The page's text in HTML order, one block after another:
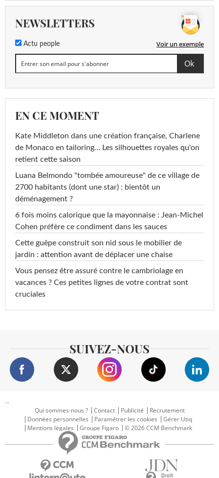
NEWSLETTERS
Actu people Voir un exemple
EN CE MOMENT
Kate Middleton dans une création française, Charlene
de Monaco en tailoring… Les silhouettes royales qu'on
retient cette saison
Luana Belmondo "tombée amoureuse" de ce village de
2700 habitants (dont une star) : bientôt un
déménagement ?
6 fois moins calorique que la mayonnaise : Jean-Michel
Cohen préfère ce condiment dans les sauces
Cette guêpe construit son nid sous le mobilier de
jardin : attention avant de déplacer une chaise
Vous pensez être assuré contre le cambriolage en
vacances ? Ces petites lignes de votre contrat sont
cruciales
SUIVEZ-NOUS
...
Qui sommes-nous ?
Contact Publicité
Recrutement
Données personnelles
Paramétrer les cookies
Gérer Utiq
Mentions légales
Groupe Figaro © 2026 CCM Benchmark